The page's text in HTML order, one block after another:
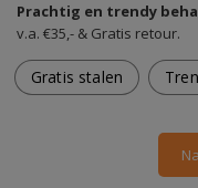
Prachtig en trendy
v.a. €35,- & Gratis retour.
Gratis stalen